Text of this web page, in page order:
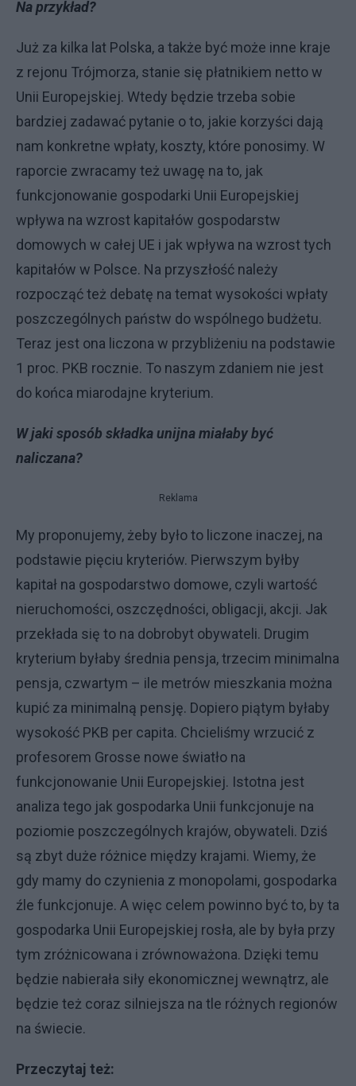
Na przykład?
Już za kilka lat Polska, a także być może inne kraje
z rejonu Trójmorza, stanie się płatnikiem netto w
Unii Europejskiej. Wtedy będzie trzeba sobie
bardziej zadawać pytanie o to, jakie korzyści dają
nam konkretne wpłaty, koszty, które ponosimy. W
raporcie zwracamy też uwagę na to, jak
funkcjonowanie gospodarki Unii Europejskiej
wpływa na wzrost kapitałów gospodarstw
domowych w całej UE i jak wpływa na wzrost tych
kapitałów w Polsce. Na przyszłość należy
rozpocząć też debatę na temat wysokości wpłaty
poszczególnych państw do wspólnego budżetu.
Teraz jest ona liczona w przybliżeniu na podstawie
1 proc. PKB rocznie. To naszym zdaniem nie jest
do końca miarodajne kryterium.
W jaki sposób składka unijna miałaby być
naliczana?
Reklama
My proponujemy, żeby było to liczone inaczej, na
podstawie pięciu kryteriów. Pierwszym byłby
kapitał na gospodarstwo domowe, czyli wartość
nieruchomości, oszczędności, obligacji, akcji. Jak
przekłada się to na dobrobyt obywateli. Drugim
kryterium byłaby średnia pensja, trzecim minimalna
pensja, czwartym – ile metrów mieszkania można
kupić za minimalną pensję. Dopiero piątym byłaby
wysokość PKB per capita. Chcieliśmy wrzucić z
profesorem Grosse nowe światło na
funkcjonowanie Unii Europejskiej. Istotna jest
analiza tego jak gospodarka Unii funkcjonuje na
poziomie poszczególnych krajów, obywateli. Dziś
są zbyt duże różnice między krajami. Wiemy, że
gdy mamy do czynienia z monopolami, gospodarka
źle funkcjonuje. A więc celem powinno być to, by ta
gospodarka Unii Europejskiej rosła, ale by była przy
tym zróżnicowana i zrównoważona. Dzięki temu
będzie nabierała siły ekonomicznej wewnątrz, ale
będzie też coraz silniejsza na tle różnych regionów
na świecie.
Przeczytaj też: